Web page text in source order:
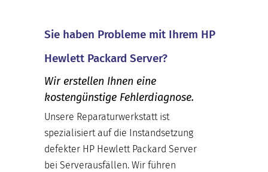
Sie haben Probleme mit Ihrem HP
Hewlett Packard Server?
Wir erstellen Ihnen eine
kostengünstige Fehlerdiagnose.
Unsere Reparaturwerkstatt ist
spezialisiert auf die Instandsetzung
defekter HP Hewlett Packard Server
bei Serverausfällen. Wir führen